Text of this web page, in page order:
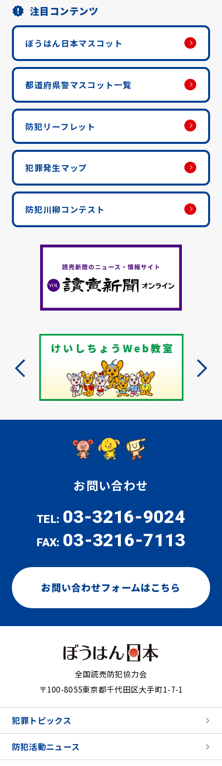
注目コンテンツ
ぼうはん日本マスコット
都道府県警マスコット一覧
防犯リーフレット
犯罪発生マップ
防犯川柳コンテスト
お問い合わせ
TEL: 03-3216-9024
FAX: 03-3216-7113
お問い合わせフォームはこちら
全国読売防犯協力会
〒100-8055東京都千代田区大手町1-7-1
犯罪トピックス
防犯活動ニュース